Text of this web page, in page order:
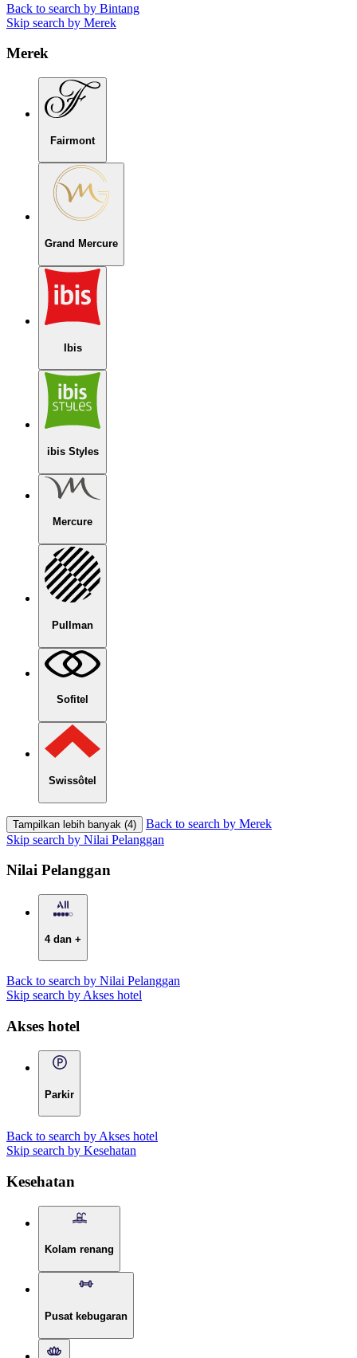
Back to search by Bintang
Skip search by Merek
Merek
Fairmont
Grand Mercure
Ibis
ibis Styles
Mercure
Pullman
Sofitel
Swissôtel
Tampilkan lebih banyak (4)
Back to search by Merek
Skip search by Nilai Pelanggan
Nilai Pelanggan
4 dan +
Back to search by Nilai Pelanggan
Skip search by Akses hotel
Akses hotel
Parkir
Back to search by Akses hotel
Skip search by Kesehatan
Kesehatan
Kolam renang
Pusat kebugaran